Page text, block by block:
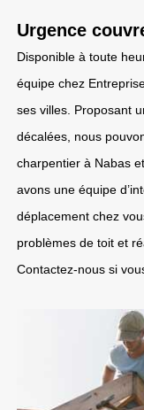
Urgence
Disponible à toute
équipe chez
ses villes. Proposant
décalées, nous
charpentier à Nabas
avons une équipe
déplacement chez
problèmes de toit et
Contactez-nous si